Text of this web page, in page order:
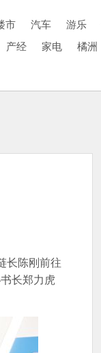
市 汽车 游乐
产经
家电 橘洲
长陈刚前往
长郑力虎